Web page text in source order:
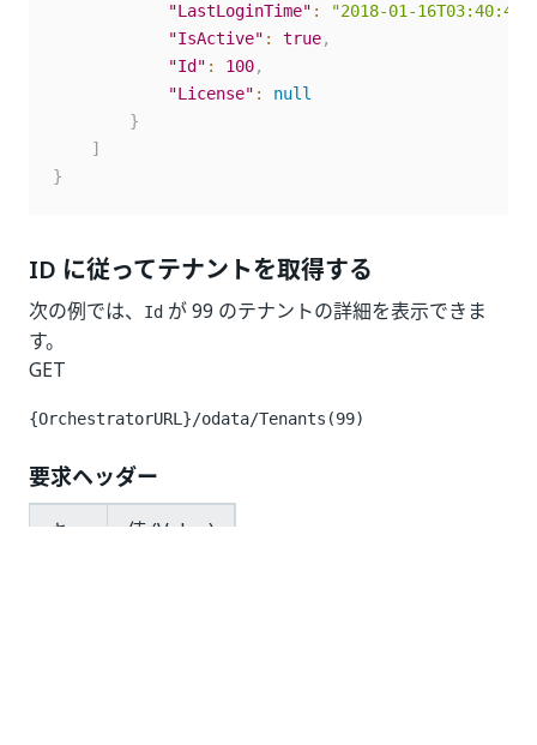
"LastLoginTime" :
"2018-01-
"IsActive" : true,
"Id" : 100,
"License" :
null
}
]
}
ID に従ってテナントを取得する
次の例では、 Id が 99 のテナントの詳細を表示できま
す。
GET
{OrchestratorURL}/odata/Tenants(99)
要求ヘッダー
キー
値 (Value)